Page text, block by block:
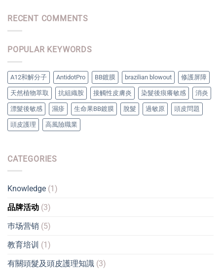
RECENT COMMENTS
POPULAR KEYWORDS
A12和解分子 AntidotPro BB鍍膜 brazilian blowout 修護屏障
天然植物萃取 抗組織胺 接觸性皮膚炎 染髮後痕癢敏感 消炎
漂髮後敏感 濕疹 生命果BB鍍膜 脫髮 過敏原 頭皮問題
頭皮護理 高風險職業
CATEGORIES
Knowledge (1)
品牌活动 (3)
巿场营销 (5)
教育培训 (1)
有關頭髮及頭皮護理知識 (3)